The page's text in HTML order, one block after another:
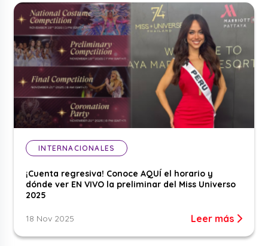
INTERNACIONALES
¡Cuenta regresiva! Conoce AQUÍ el horario y
dónde ver EN VIVO la preliminar del Miss Universo
2025
18 Nov 2025 Leer más